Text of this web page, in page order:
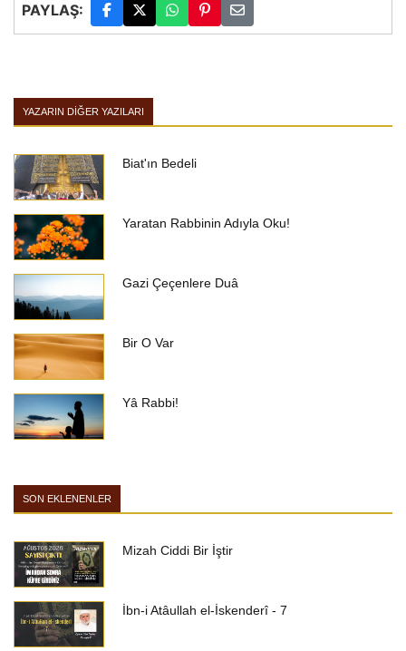
PAYLAŞ:
YAZARIN DIĞER YAZILARI
Biat'ın Bedeli
Yaratan Rabbinin Adıyla Oku!
Gazi Çeçenlere Duâ
Bir O Var
Yâ Rabbi!
SON EKLENENLER
Mizah Ciddi Bir İştir
İbn-i Atâullah el-İskenderî - 7